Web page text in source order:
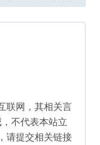
联网，其相关言
不代表本站立
请提交相关链接